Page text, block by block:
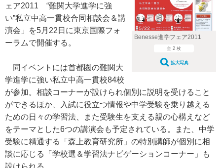
Benesse進学フェア2011
全 2 枚
拡大写真
ェア2011 “難関大学進学に強
い”私立中高一貫校合同相談会＆講
演会」を5月22日に東京国際フォ
ーラムで開催する。
同イベントには首都圏の難関大
学進学に強い私立中高一貫校84校
が参加。相談コーナーが設けられ個別に説明を受けること
ができるほか、入試に役立つ情報や中学受験を乗り越える
ための日々の学習法、また受験生を支える親の心構えなど
をテーマとした6つの講演会も予定されている。また、中学
受験に精通する「森上教育研究所」の特別講師が個別に相
談に応じる「学校選＆学習法ナビゲーションコーナー」も
設けられる。